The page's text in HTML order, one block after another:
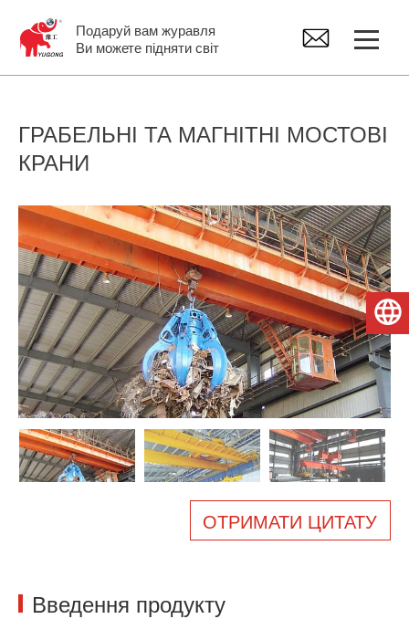
Подаруй вам журавля
Ви можете підняти світ
Мостовий кран
Консольные краны поворотные
Тельфер електричний
Запчастини для кранів
Про нас
Новини
Справа
Поширені запитання
ГРАБЕЛЬНІ ТА МАГНІТНІ МОСТОВІ
КРАНИ
ОТРИМАТИ ЦИТАТУ
Введення продукту
Українська